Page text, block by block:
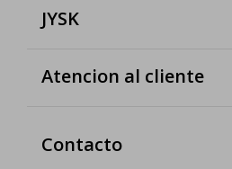
JYSK
Atencion al cliente
Contacto